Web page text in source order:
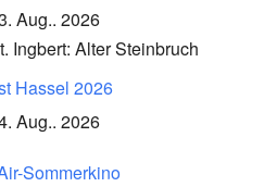
Aug.. 2026
Ingbert: Alter Steinbruch
Hassel 2026
Aug.. 2026
Sommerkino